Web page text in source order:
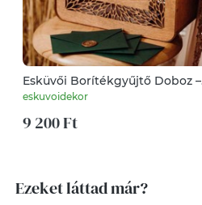
Esküvői Borítékgyűjtő Doboz –
Pénzgyűjtő virág mintával
eskuvoidekor
9 200 Ft
Ezeket láttad már?